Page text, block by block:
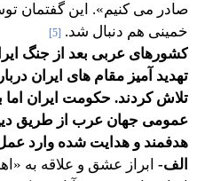
صادر می کنیم». این گفتمان
خمینی هم دنبال شد. [5]
کشورهای عربی بعد از جنگ
تهدید آمیز مقام های ایران
تلاش کردند. حکومت ایران اما
عمومی جهان عرب از طریق
هدفمند و هدایت شده وارد
الف- ابراز عشق و علاقه به